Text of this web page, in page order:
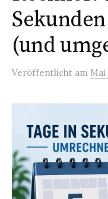
(und
Veröffentlicht am Mai